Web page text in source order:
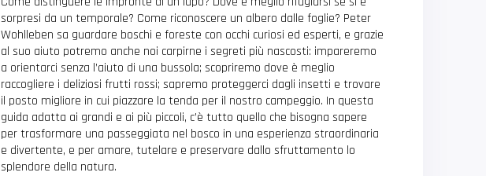
sorpresi da un temporale? Come riconoscere un albero dalle foglie? Peter
Wohlleben sa guardare boschi e foreste con occhi curiosi ed esperti, e grazie
al suo aiuto potremo anche noi carpirne i segreti più nascosti: impareremo
a orientarci senza l’aiuto di una bussola; scopriremo dove è meglio
raccogliere i deliziosi frutti rossi; sapremo proteggerci dagli insetti e trovare
il posto migliore in cui piazzare la tenda per il nostro campeggio. In questa
guida adatta ai grandi e ai più piccoli, c’è tutto quello che bisogna sapere
per trasformare una passeggiata nel bosco in una esperienza straordinaria
e divertente, e per amare, tutelare e preservare dallo sfruttamento lo
splendore della natura.